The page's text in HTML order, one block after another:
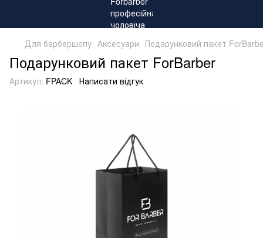
Для барбершопу Аксесуари Подарунковий пакет
Подарунковий пакет ForBarber
Артикул: FPACK Написати відгук